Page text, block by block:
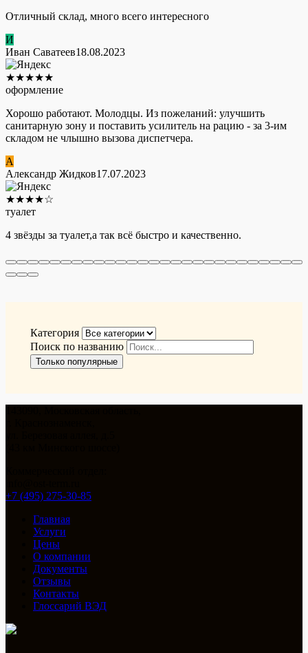
Отличный склад, много всего интересного
И
Иван Саватеев18.08.2023
★★★★★
оформление
Хорошо работают. Молодцы. Из пожеланий: улучшить
санитарную зону и поставить усилитель на рацию - за 3-им
складом не члышно вызова диспетчера.
А
Александр Жидков17.07.2023
★★★★☆
туалет
4 звёзды за туалет,а так всё быстро и качественно.
Категория
Поиск по названию
Только популярные
+7 (495) 275-30-85
Главная
Услуги
Цены
О компании
Документы
Отзывы
Контакты
Глоссарий ВЭД